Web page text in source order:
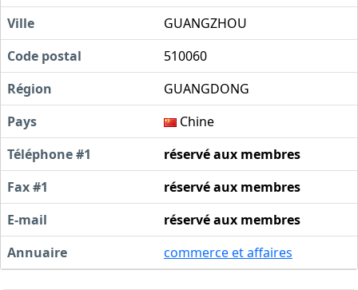
Ville
GUANGZHOU
Code postal
510060
Région
GUANGDONG
Pays
Chine
Téléphone #1
réservé aux membres
Fax #1
réservé aux membres
E-mail
réservé aux membres
Annuaire
commerce et affaires